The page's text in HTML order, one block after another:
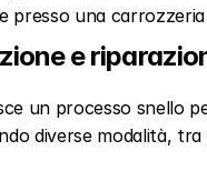
presso una
e
un processo snello
diverse modalità, tra